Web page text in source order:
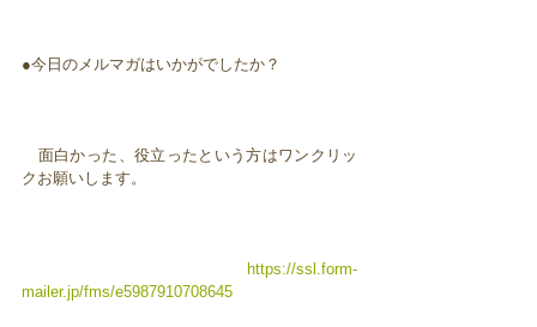
●今日のメルマガはいかがでしたか？
面白かった、役立ったという方はワンクリッ
クお願いします。
https://ssl.form-
mailer.jp/fms/e5987910708645